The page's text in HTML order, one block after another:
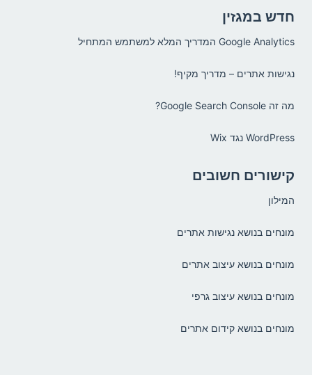
חדש במגזין
Google Analytics המדריך המלא למשתמש המתחיל
נגישות אתרים – מדריך מקיף!
מה זה Google Search Console?
WordPress נגד Wix
קישורים חשובים
המילון
מונחים בנושא נגישות אתרים
מונחים בנושא עיצוב אתרים
מונחים בנושא עיצוב גרפי
מונחים בנושא קידום אתרים